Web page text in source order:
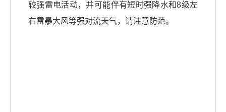
较强雷电活动，并可能伴有短时强降水和8级左
右雷暴大风等强对流天气，请注意防范。